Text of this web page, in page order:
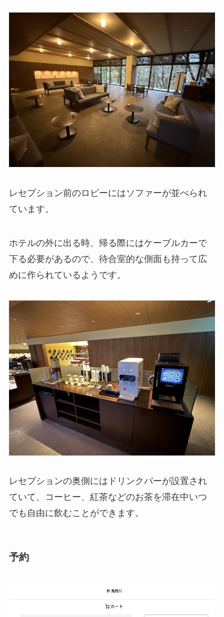
レセプション前のロビーにはソファーが並べられ
ています。
ホテルの外に出る時、帰る際にはケーブルカーで
下る必要があるので、待合室的な側面も持って広
めに作られているようです。
レセプションの奥側にはドリンクバーが設置され
ていて、コーヒー、紅茶などのお茶を滞在中いつ
でも自由に飲むことができます。
予約